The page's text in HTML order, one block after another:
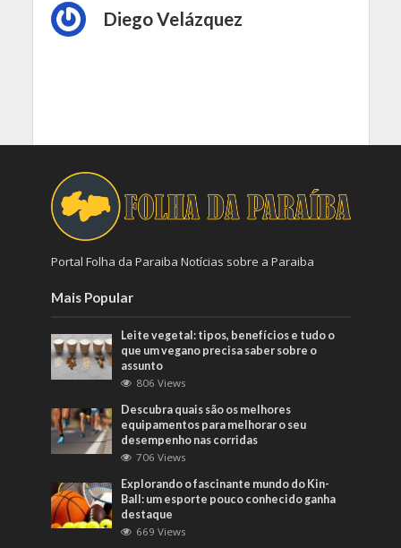
Diego Velázquez
Portal Folha da Paraiba Notícias sobre a Paraiba
Mais Popular
Leite vegetal: tipos, benefícios e tudo o
que um vegano precisa saber sobre o
assunto
806 Views
Descubra quais são os melhores
equipamentos para melhorar o seu
desempenho nas corridas
706 Views
Explorando o fascinante mundo do Kin-
Ball: um esporte pouco conhecido ganha
destaque
669 Views